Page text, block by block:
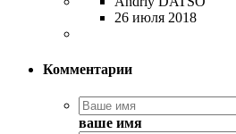
26 июля 2018
Комментарии
ваше имя